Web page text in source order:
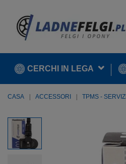
CERCHI IN LEGA
CASA ACCESSORI TPMS - SERVIZI